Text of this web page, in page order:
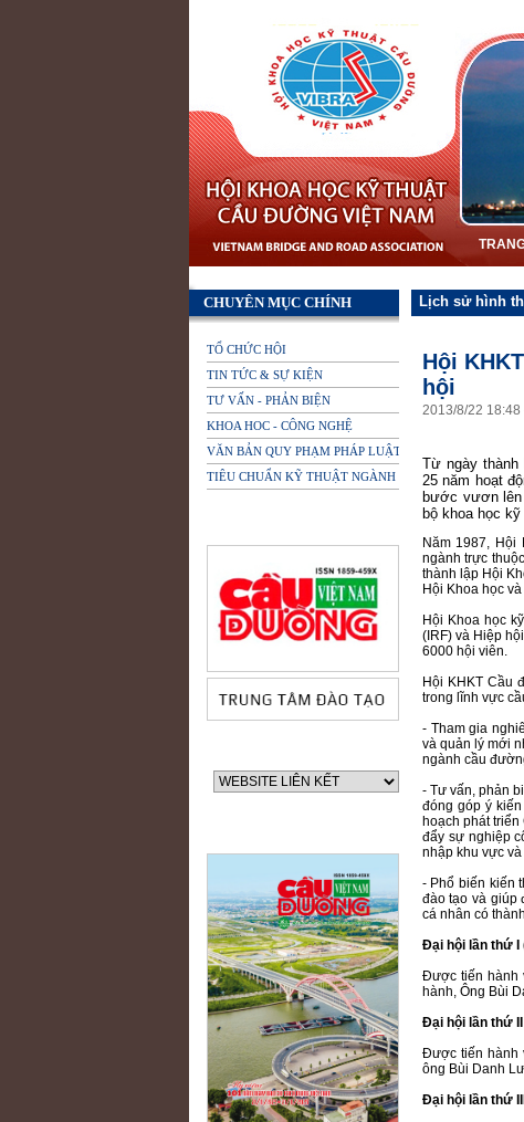
CHUYÊN MỤC CHÍNH
TỔ CHỨC HỘI
TIN TỨC & SỰ KIỆN
TƯ VẤN - PHẢN BIỆN
KHOA HOC - CÔNG NGHỆ
VĂN BẢN QUY PHẠM PHÁP LUẬT
TIÊU CHUẨN KỸ THUẬT NGÀNH
Lịch sử hình
Hội
hội
2013/8/22 18:48
Từ ngày thành
25 năm hoạt
bước vươn lên
bộ khoa học
Năm 1987,
ngành trực
thành lập Hội
Hội Khoa học
Hội Khoa học
(IRF) và Hiệp
6000 hội viên.
Hội KHKT Cầu
trong lĩnh vực
- Tham gia
và quản lý mới
ngành cầu
- Tư vấn, phản
đóng góp ý
hoạch phát
đẩy sự nghiệp
nhập khu vực
- Phổ biến kiến
đào tạo và giúp
cá nhân có
Đại hội lần thứ I
Được tiến hành
hành, Ông Bùi
Đại hội lần thứ II
Được tiến hành
ông Bùi Danh
Đại hội lần thứ III
60 NĂM ĐIỆN BIÊN PHỦ